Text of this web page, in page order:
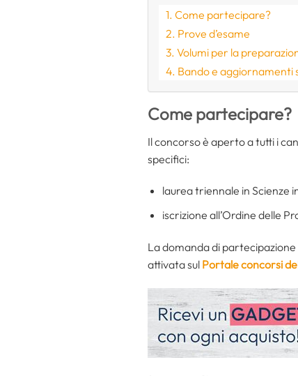
Come partecipare?
Prove d’esame
Volumi per la
Bando e aggiornamenti
Come partecipare?
Il concorso è aperto a tutti i
specifici:
laurea triennale in Scienze
iscrizione all’Ordine delle
La domanda di
attivata sul Portale concorsi